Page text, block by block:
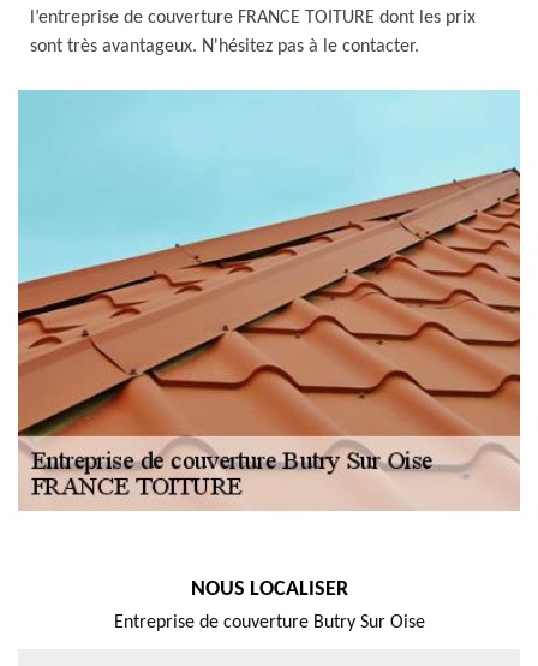
l’entreprise de couverture FRANCE TOITURE dont les prix
sont très avantageux. N'hésitez pas à le contacter.
NOUS LOCALISER
Entreprise de couverture Butry Sur Oise